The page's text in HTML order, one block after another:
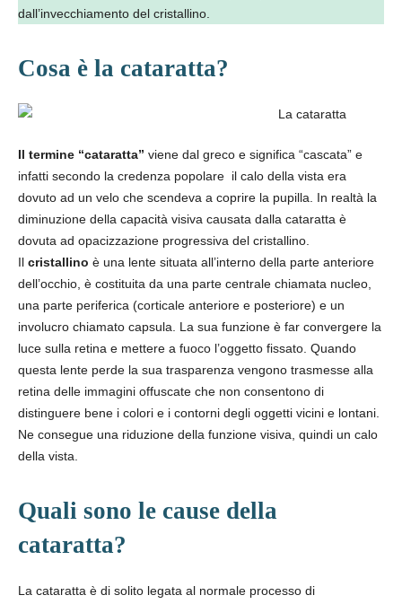
dall’invecchiamento del cristallino.
Cosa è la cataratta?
Il termine “cataratta” viene dal greco e significa “cascata” e
infatti secondo la credenza popolare il calo della vista era
dovuto ad un velo che scendeva a coprire la pupilla. In realtà la
diminuzione della capacità visiva causata dalla cataratta è
dovuta ad opacizzazione progressiva del cristallino.
Il cristallino è una lente situata all’interno della parte anteriore
dell’occhio, è costituita da una parte centrale chiamata nucleo,
una parte periferica (corticale anteriore e posteriore) e un
involucro chiamato capsula. La sua funzione è far convergere la
luce sulla retina e mettere a fuoco l’oggetto fissato. Quando
questa lente perde la sua trasparenza vengono trasmesse alla
retina delle immagini offuscate che non consentono di
distinguere bene i colori e i contorni degli oggetti vicini e lontani.
Ne consegue una riduzione della funzione visiva, quindi un calo
della vista.
Quali sono le cause della
cataratta?
La cataratta è di solito legata al normale processo di